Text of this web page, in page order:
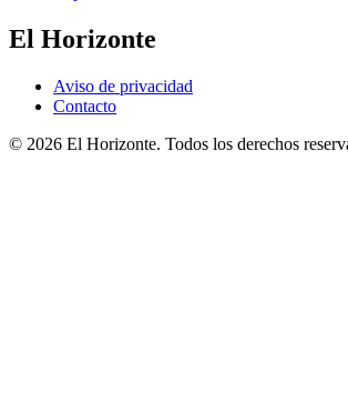
El Horizonte
Aviso de privacidad
Contacto
© 2026 El Horizonte. Todos los derechos